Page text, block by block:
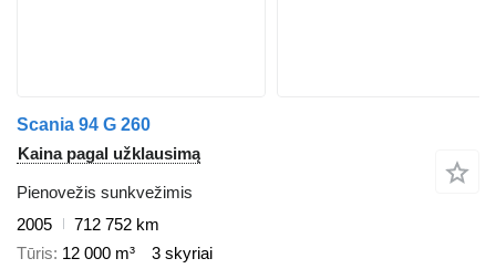
Scania 94 G 260
Kaina pagal užklausimą
Pienovežis sunkvežimis
2005
712 752 km
Tūris 12 000 m³ 3 skyriai